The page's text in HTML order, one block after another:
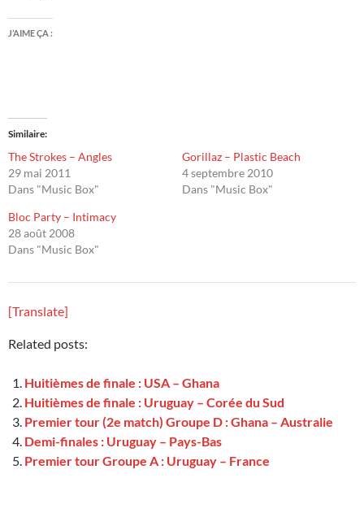
J’AIME ÇA :
Similaire
The Strokes – Angles
29 mai 2011
Dans "Music Box"
Gorillaz – Plastic Beach
4 septembre 2010
Dans "Music Box"
Bloc Party – Intimacy
28 août 2008
Dans "Music Box"
[Translate]
Related posts:
Huitièmes de finale : USA – Ghana
Huitièmes de finale : Uruguay – Corée du Sud
Premier tour (2e match) Groupe D : Ghana – Australie
Demi-finales : Uruguay – Pays-Bas
Premier tour Groupe A : Uruguay – France